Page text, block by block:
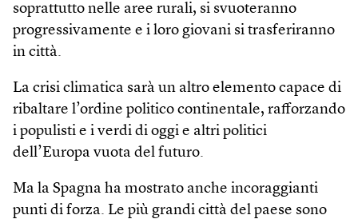
soprattutto nelle aree rurali, si svuoteranno
progressivamente e i loro giovani si trasferiranno
in città.
La crisi climatica sarà un altro elemento capace di
ribaltare l’ordine politico continentale, rafforzando
i populisti e i verdi di oggi e altri politici
dell’Europa vuota del futuro.
Ma la Spagna ha mostrato anche incoraggianti
punti di forza. Le più grandi città del paese sono